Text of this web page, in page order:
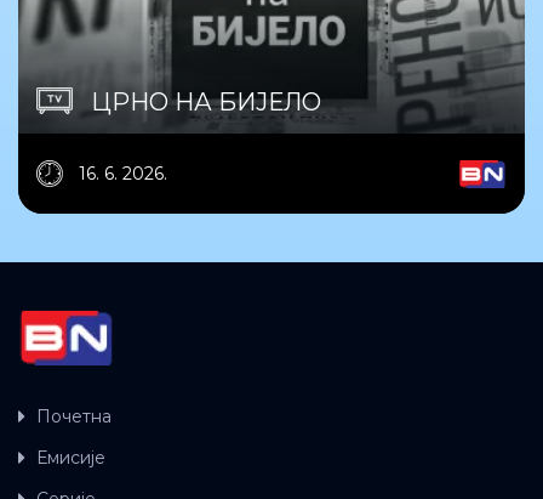
ЦРНО НА БИЈЕЛО
16. 6. 2026.
Почетна
Емисије